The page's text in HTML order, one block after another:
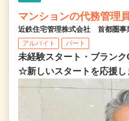
マンションの代務管理
近鉄住宅管理株式会社 首都圏事
アルバイト パート
未経験スタート・ブラン
☆新しいスタートを応援し